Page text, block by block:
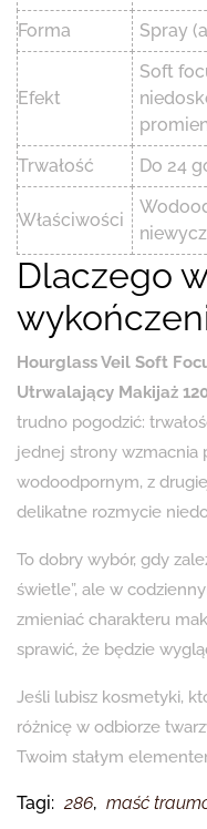
Forma
Spray
Efekt
Soft
Trwałość
Do 24
Właściwości
Dlaczego
Hourglass Veil Soft
Utrwalający Makijaż
trudno pogodzić:
jednej strony wzmacnia
wodoodpornym, z
delikatne rozmycie
To dobry wybór, gdy
świetle”, ale w
zmieniać charakteru
sprawić, że będzie
Jeśli lubisz kosmetyki,
różnicę w odbiorze
Twoim stałym
Tagi: 286, maść